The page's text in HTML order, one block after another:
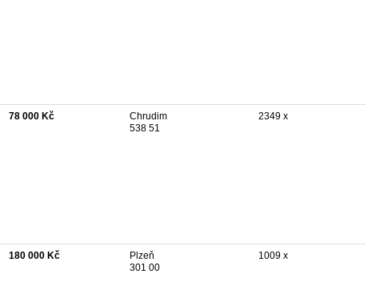
78 000 Kč
Chrudim
538 51
2349 x
180 000 Kč
Plzeň
301 00
1009 x